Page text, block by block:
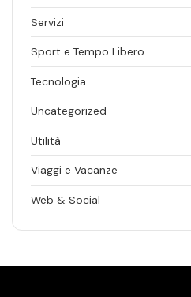
Servizi
Sport e Tempo Libero
Tecnologia
Uncategorized
Utilità
Viaggi e Vacanze
Web & Social